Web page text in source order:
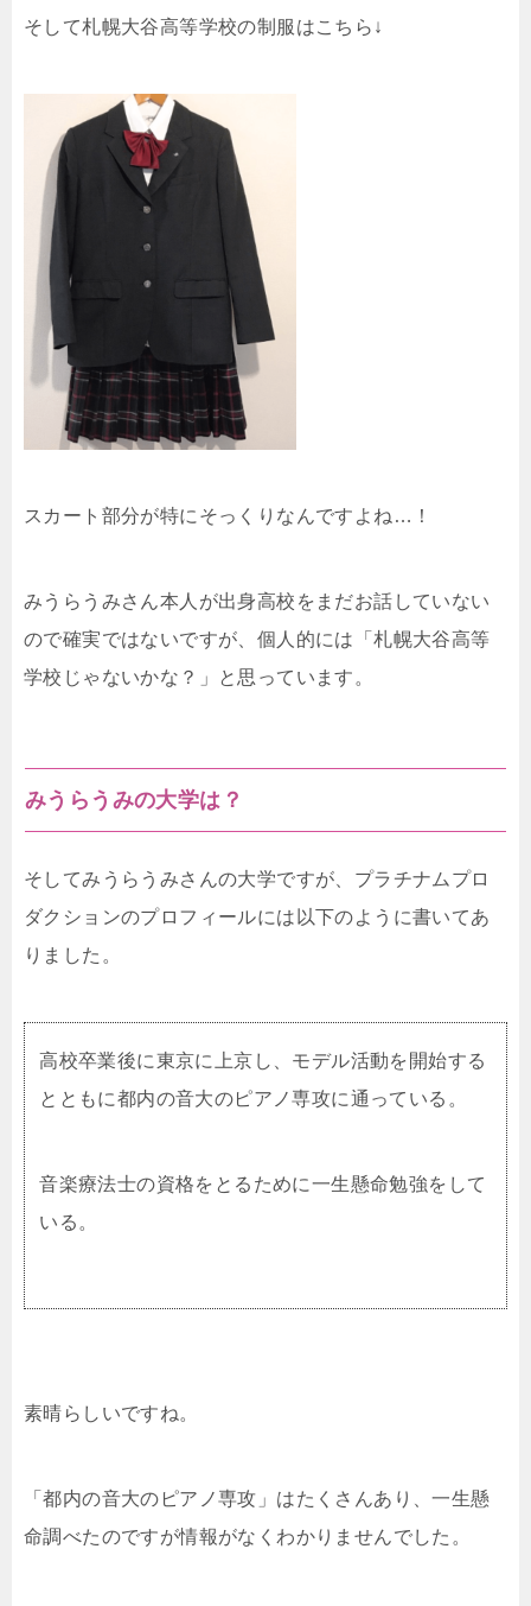
そして札幌大谷高等学校の制服はこちら↓
スカート部分が特にそっくりなんですよね…！
みうらうみさん本人が出身高校をまだお話していない
ので確実ではないですが、個人的には「札幌大谷高等
学校じゃないかな？」と思っています。
みうらうみの大学は？
そしてみうらうみさんの大学ですが、プラチナムプロ
ダクションのプロフィールには以下のように書いてあ
りました。
高校卒業後に東京に上京し、モデル活動を開始する
とともに都内の音大のピアノ専攻に通っている。
音楽療法士の資格をとるために一生懸命勉強をして
いる。
素晴らしいですね。
「都内の音大のピアノ専攻」はたくさんあり、一生懸
命調べたのですが情報がなくわかりませんでした。